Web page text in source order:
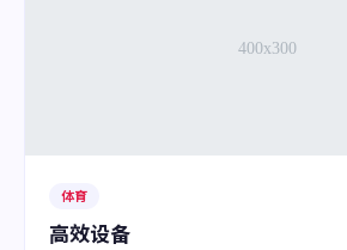
体育
高效设备